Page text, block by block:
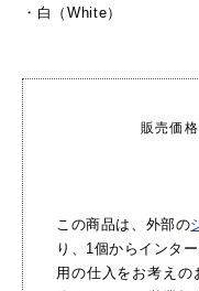
・ 白（White）
販売価格
この商品は、外部の
り、1個からインタ
用の仕入をお考えの